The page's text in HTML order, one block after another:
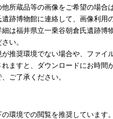
所蔵品等の画像をご希望の場合
跡博物館に連絡して、画像利用
は福井県立一乗谷朝倉氏遺跡博
い。
推奨環境でない場合や、ファイ
れますと、ダウンロードにお時間
ご了承ください。
環境での閲覧を推奨しています